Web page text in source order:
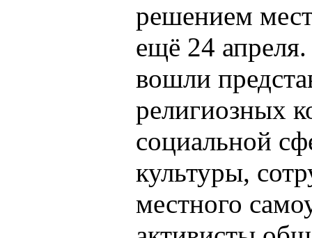
решением
ещё 24
вошли
религиозных
социальной
культуры,
местного